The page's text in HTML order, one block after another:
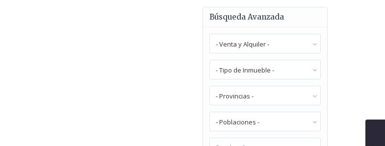
Búsqueda Avanzada
- Venta y Alquiler -
- Tipo de Inmueble -
- Provincias -
- Poblaciones -